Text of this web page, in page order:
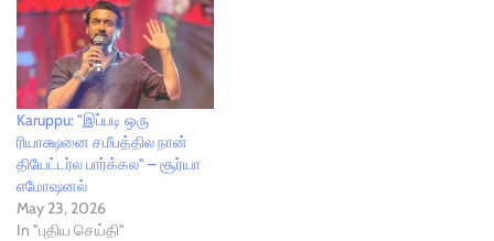
Karuppu: "இப்படி ஒரு
ரியாக்ஷனை சமீபத்தில நான்
தியேட்டர்ல பார்க்கல" – சூர்யா
எமோஷனல்
May 23, 2026
In "புதிய செய்தி"